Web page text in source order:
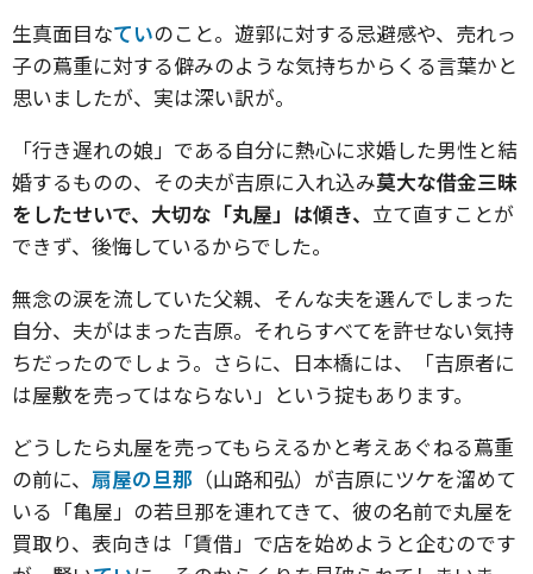
生真面目なていのこと。遊郭に対する忌避感や、売れっ
子の蔦重に対する僻みのような気持ちからくる言葉かと
思いましたが、実は深い訳が。
「行き遅れの娘」である自分に熱心に求婚した男性と結
婚するものの、その夫が吉原に入れ込み莫大な借金三昧
をしたせいで、大切な「丸屋」は傾き、 立て直すことが
できず、後悔しているからでした。
無念の涙を流していた父親、そんな夫を選んでしまった
自分、夫がはまった吉原。それらすべてを許せない気持
ちだったのでしょう。さらに、日本橋には、「吉原者に
は屋敷を売ってはならない」という掟もあります。
どうしたら丸屋を売ってもらえるかと考えあぐねる蔦重
の前に、 扇屋の旦那 （山路和弘）が吉原にツケを溜めて
いる「亀屋」の若旦那を連れてきて、彼の名前で丸屋を
買取り、表向きは「賃借」で店を始めようと企むのです